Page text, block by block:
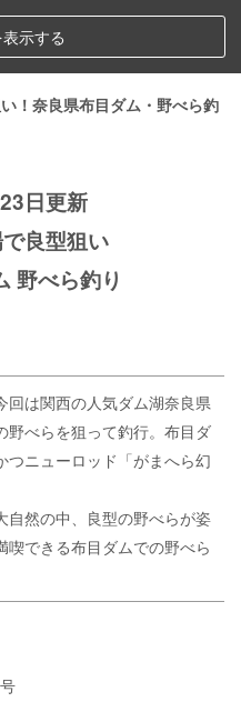
示する
！奈良県布目ダム・野べら釣
日更新
良型狙い
野べら釣り
回は関西の人気ダム湖奈良県
野べらを狙って釣行。布目ダ
つニューロッド「がまへら幻
自然の中、良型の野べらが姿
できる布目ダムでの野べら